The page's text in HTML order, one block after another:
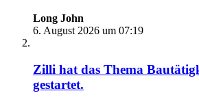
Long John
6. August 2026 um 07:19
Zilli hat das Thema
gestartet.